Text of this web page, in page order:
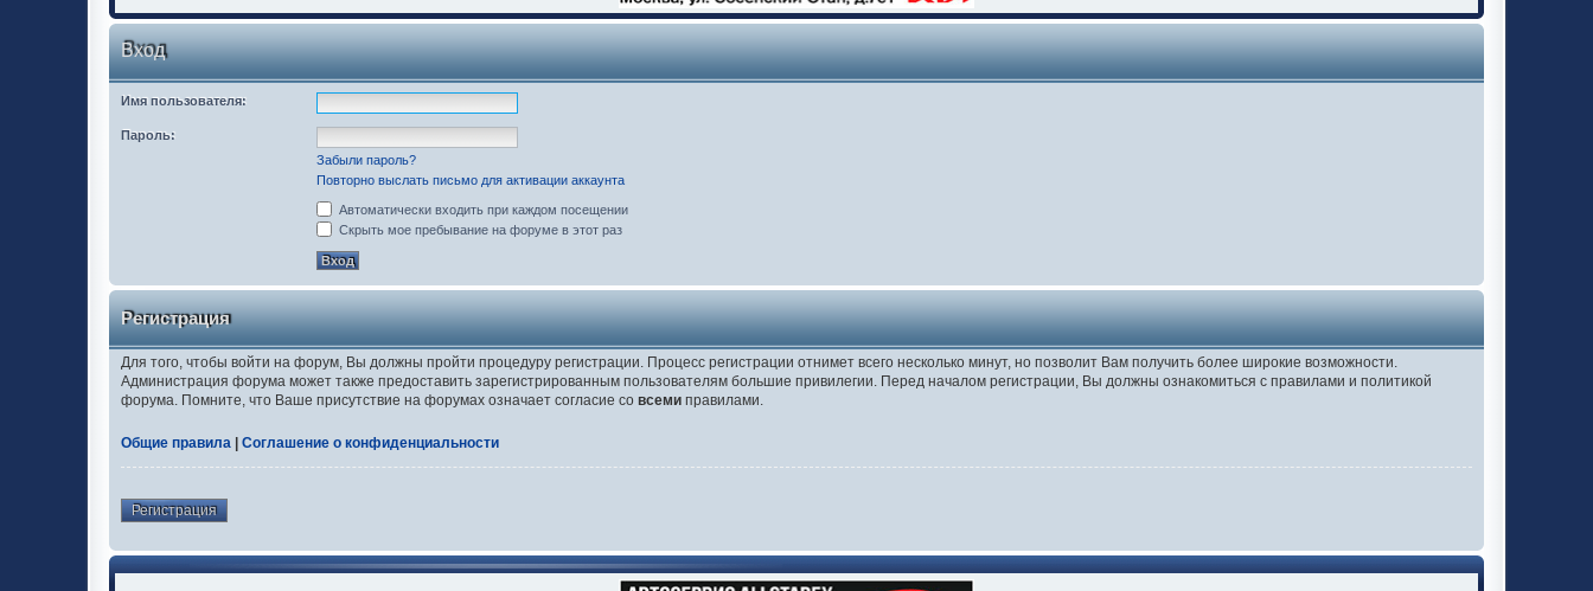
Вход
Имя пользователя:
Пароль:
Забыли пароль?
Повторно выслать письмо для активации аккаунта
Автоматически входить при каждом посещении
Скрыть мое пребывание на форуме в этот раз
Регистрация
Для того, чтобы войти на форум, Вы должны пройти процедуру регистрации. Процесс регистрации отнимет всего несколько минут, но позволит Вам получить более широкие возможности.
Администрация форума может также предоставить зарегистрированным пользователям большие привилегии. Перед началом регистрации, Вы должны ознакомиться с правилами и политикой
форума. Помните, что Ваше присутствие на форумах означает согласие со всеми правилами.
Общие правила Соглашение о конфиденциальности
Регистрация